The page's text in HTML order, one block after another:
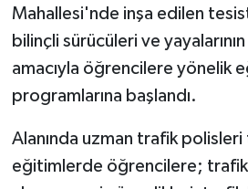
Mahallesi'nde inşa edilen
bilinçli sürücüleri ve
amacıyla öğrencilere yönelik
programlarına başlandı.
Alanında uzman trafik polisleri
eğitimlerde öğrencilere; trafik